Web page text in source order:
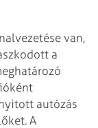
van,
a
autózás
A